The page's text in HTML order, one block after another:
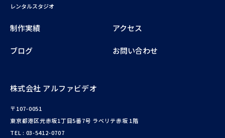
レンタルスタジオ
制作実績 アクセス
ブログ お問い合わせ
株式会社 アルファビデオ
〒107-0051
東京都港区元赤坂1丁目5番7号 ラベリテ赤坂 1階
TEL : 03-5412-0707